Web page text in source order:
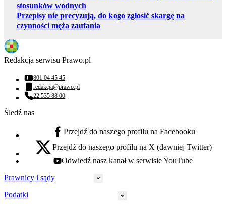
stosunków wodnych
Przepisy nie precyzują, do kogo zgłosić skargę na
czynności męża zaufania
Redakcja serwisu Prawo.pl
Numer telefonu:
801 04 45 45
Adres email:
redakcja@prawo.pl
Numer telefonu:
22 535 88 00
Śledź nas
facebook - otwiera się w nowej karcie
Przejdź do naszego profilu na Facebooku
x - otwiera się w nowej karcie
Przejdź do naszego profilu na X (dawniej Twitter)
youtube - otwiera się w nowej karcie
Odwiedź nasz kanał w serwisie YouTube
Prawnicy i sądy
Podatki